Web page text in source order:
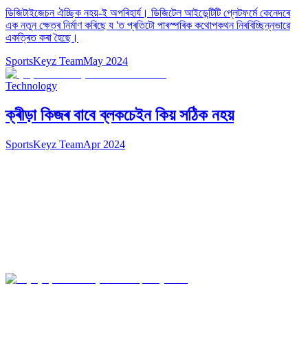
ডিজিটাইজেচন ঐচ্ছিক নহয়-ই অপৰিহাৰ্য। ডিজিটেল আইডেন্টিটি প্লেটফৰ্মে কেনেদৰে
এক নতুন ক্ষেত্ৰ নিৰ্মাণ কৰিছে য 'ত প্ৰতিটো পাৰস্পৰিক কথোপকথন নিৰবিচ্ছিন্নভাৱে
একত্ৰিত কৰা হৈছে।
SportsKeyz TeamMay 2024
Technology
ক্ৰীড়া কিজৰ বাবে ব্লকচেইন কিয় সঠিক নহয়
SportsKeyz TeamApr 2024